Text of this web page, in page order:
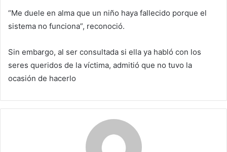
“Me duele en alma que un niño haya fallecido porque el
sistema no funciona”, reconoció.
Sin embargo, al ser consultada si ella ya habló con los
seres queridos de la víctima, admitió que no tuvo la
ocasión de hacerlo